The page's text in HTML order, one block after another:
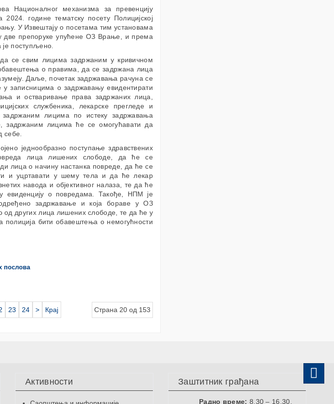
Националног механизма за превенцију
године тематску посету Полицијској
У Извештају о посетама тим установама
две препоруке упућене ОЗ Врање, и према
поступљено.
се свим лицима задржаним у кривичном
обавештења о правима, да се задржана лица
Даље, почетак задржавања рачуна се
записницима о задржавању евидентирати
и остваривање права задржаних лица,
службеника, лекарске прегледе и
лицима по истеку задржавања
задржаним лицима ће се омогућавати да
себе.
једнообразно поступање здравствених
лица лишених слободе, да ће се
лица о начину настанка повреде, да ће се
и уцртавати у шему тела и да ће лекар
навода и објективног налаза, те да ће
евиденцију о повредама. Такође, НПМ је
задржавање и која бораве у ОЗ
од других лица лишених слободе, те да ће у
полиција бити обавештења о немогућности
послова
Страна 20 од 153
23 24 > Крај
Активности Заштитник грађана
Радно време: 8.30 – 16.30,